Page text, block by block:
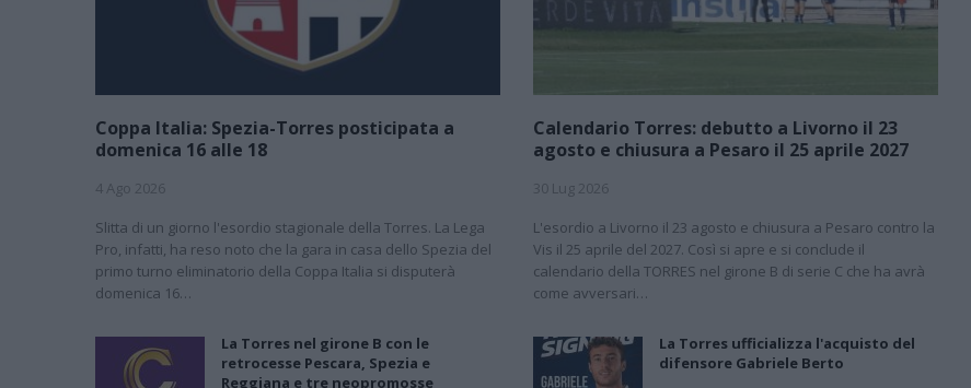
Coppa Italia: Spezia-Torres posticipata a
domenica 16 alle 18
4 Ago 2026
Slitta di un giorno l'esordio stagionale della Torres. La Lega
Pro, infatti, ha reso noto che la gara in casa dello Spezia del
primo turno eliminatorio della Coppa Italia si disputerà
domenica 16…
Calendario Torres: debutto a Livorno il 23
agosto e chiusura a Pesaro il 25 aprile 2027
30 Lug 2026
L'esordio a Livorno il 23 agosto e chiusura a Pesaro contro la
Vis il 25 aprile del 2027. Così si apre e si conclude il
calendario della TORRES nel girone B di serie C che ha avrà
come avversari…
La Torres nel girone B con le
retrocesse Pescara, Spezia e
Reggiana e tre neopromosse
La Torres ufficializza l'acquisto del
difensore Gabriele Berto